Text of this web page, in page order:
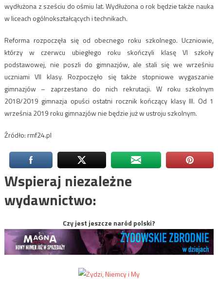
wydłużona z sześciu do ośmiu lat. Wydłużona o rok będzie także nauka
w liceach ogólnokształcących i technikach.
Reforma rozpoczęła się od obecnego roku szkolnego. Uczniowie,
którzy w czerwcu ubiegłego roku skończyli klasę VI szkoły
podstawowej, nie poszli do gimnazjów, ale stali się we wrześniu
uczniami VII klasy. Rozpoczęło się także stopniowe wygaszanie
gimnazjów – zaprzestano do nich rekrutacji. W roku szkolnym
2018/2019 gimnazja opuści ostatni rocznik kończący klasy III. Od 1
września 2019 roku gimnazjów nie będzie już w ustroju szkolnym.
Źródło: rmf24.pl
Wspieraj niezależne
wydawnictwo:
Czy jest jeszcze naród polski?